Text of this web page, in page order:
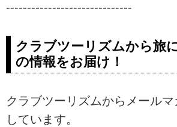
------------------------------
クラブツーリズムから旅
の情報をお届け！
クラブツーリズムからメール
しています。